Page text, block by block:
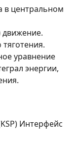
в центральном
уравнение
энергии,
Интерфейс